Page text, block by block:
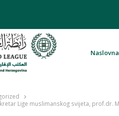
Naslovna
Lige muslimanskog svijeta,